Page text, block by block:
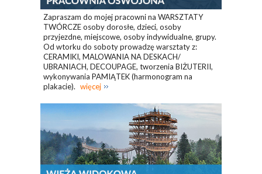
Zapraszam do mojej pracowni na WARSZTATY
TWÓRCZE osoby dorosłe, dzieci, osoby
przyjezdne, miejscowe, osoby indywidualne, grupy.
Od wtorku do soboty prowadzę warsztaty z:
CERAMIKI, MALOWANIA NA DESKACH/
UBRANIACH, DECOUPAGE, tworzenia BIŻUTERII,
wykonywania PAMIĄTEK (harmonogram na
plakacie). więcej